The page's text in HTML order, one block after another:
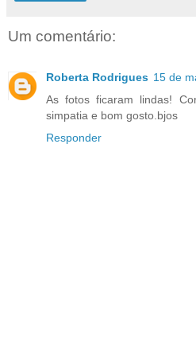
Um comentário:
Roberta Rodrigues 15 de
As fotos ficaram lindas!
simpatia e bom gosto.bjos
Responder